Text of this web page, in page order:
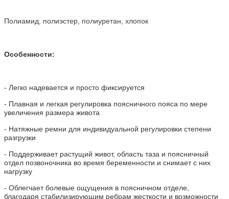
Полиамид, полиэстер, полиуретан, хлопок
Особенности:
- Легко надевается и просто фиксируется
- Плавная и легкая регулировка поясничного пояса по мере
увеличения размера живота
- Натяжные ремни для индивидуальной регулировки степени
разгрузки
- Поддерживает растущий живот, область таза и поясничный
отдел позвоночника во время беременности и снимает с них
нагрузку
- Облегчает болевые ощущения в поясничном отделе,
благодаря стабилизирующим ребрам жесткости и возможности